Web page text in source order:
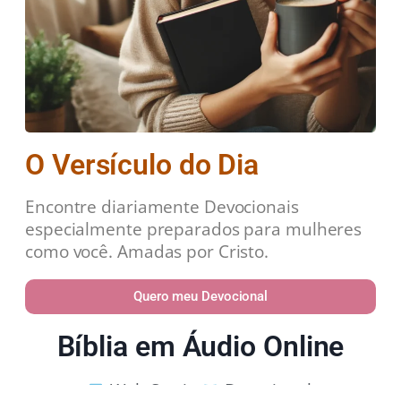
O Versículo do Dia
Encontre diariamente Devocionais
especialmente preparados para mulheres
como você. Amadas por Cristo.
Quero meu Devocional
Bíblia em Áudio Online
Web Stories
Devocional